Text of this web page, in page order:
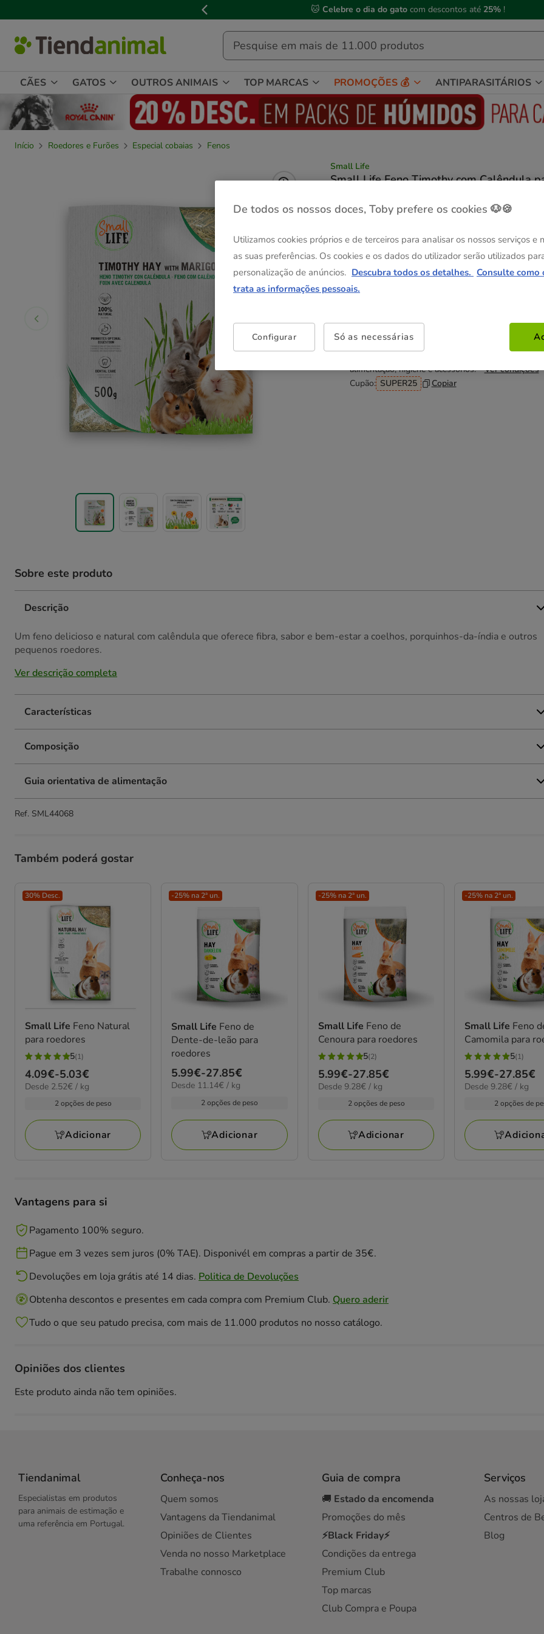
de
mensagem,
🐱 Celebre o dia do gato com descontos até 25% !
CÃES GATOS OUTROS ANIMAIS TOP MARCAS PROMOÇÕES 💰 ANTIPARASITÁRIOS
Início Roedores e Furões Especial cobaias
Fenos
Small Life
Small Life Feno Timothy com Calêndula
Ver descrição
Peso: 500 g
500 g
-25% na 2ª un.
6.99€
(13.98€ / kg)
Não perca esta promoção
-25% na 2ª un Com cupão numa seleção de
alimentação, higiene e acessórios. Ver condições
Cupão: SUPER25 Copiar
Sobre este produto
Descrição
Um feno delicioso e natural com calêndula que oferece fibra, sabor e bem-estar a coelhos, porquinhos-da-índia e outros
pequenos roedores.
Ver descrição completa
Características
Composição
Guia orientativa de alimentação
Ref. SML44068
Também poderá gostar
30% Desc.
Small Life Feno Natural
para roedores
5
estrelas
com
avaliações
5(1)
Preço
de
5.03€
4.09€-5.03€
2.52€
Desde 2.52€ / kg
2 opções de peso
Adicionar
-25% na 2ª un.
Small Life Feno de
Dente-de-leão para
roedores
Preço
de
27.85€
5.99€-27.85€
11.14€
Desde 11.14€ / kg
2 opções de peso
Adicionar
-25% na 2ª un.
Small Life Feno de
Cenoura para roedores
5
estrelas
com
avaliações
5(2)
Preço
de
27.85€
5.99€-27.85€
9.28€
Desde 9.28€ / kg
2 opções de peso
Adicionar
-25% na 2ª un.
Small Life Feno
Camomila para
5
estrelas
com
avaliações
5(1)
Preço
de
27.85€
5.99€-27.85€
9.28€
Desde 9.28€ / kg
2 opções de
Vantagens para si
Pagamento 100% seguro.
Pague em 3 vezes sem juros (0% TAE). Disponivél em compras a partir de 35€.
Devoluções em loja grátis até 14 dias. Politica de Devoluções
Obtenha descontos e presentes em cada compra com Premium Club. Quero aderir
Tudo o que seu patudo precisa, com mais de 11.000 produtos no nosso catálogo.
Opiniões dos clientes
Este produto ainda não tem opiniões.
Tiendanimal
Especialistas em produtos
para animais de estimação e
uma referência em Portugal.
Conheça-nos
Quem somos
Vantagens da Tiendanimal
Opiniões de Clientes
Venda no nosso Marketplace
Trabalhe connosco
Guia de compra
🚚 Estado da encomenda
Promoções do mês
⚡Black Friday⚡
Condições da entrega
Premium Club
Top marcas
Club Compra e Poupa
Serviços
As nossas
Centros de
Blog
De todos os nossos doces, Toby prefere os cookies 🐶🍪
Utilizamos cookies próprios e de terceiros para analisar os nossos serviços e
as suas preferências. Os cookies e os dados do utilizador serão utilizados
personalização de anúncios. Descubra todos os detalhes. Consulte como
trata as informações pessoais.
Configurar Só as necessárias